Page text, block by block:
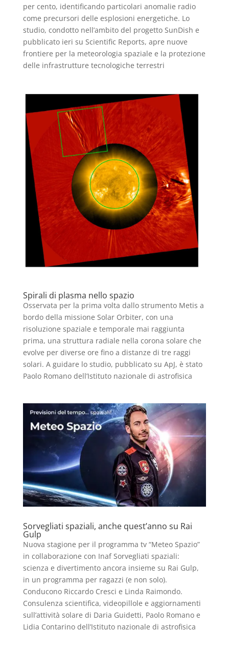
per cento, identificando particolari anomalie radio
come precursori delle esplosioni energetiche. Lo
studio, condotto nell’ambito del progetto SunDish e
pubblicato ieri su Scientific Reports, apre nuove
frontiere per la meteorologia spaziale e la protezione
delle infrastrutture tecnologiche terrestri
Spirali di plasma nello spazio
Osservata per la prima volta dallo strumento Metis a
bordo della missione Solar Orbiter, con una
risoluzione spaziale e temporale mai raggiunta
prima, una struttura radiale nella corona solare che
evolve per diverse ore fino a distanze di tre raggi
solari. A guidare lo studio, pubblicato su ApJ, è stato
Paolo Romano dell’Istituto nazionale di astrofisica
Sorvegliati spaziali, anche quest’anno su Rai
Gulp
Nuova stagione per il programma tv “Meteo Spazio”
in collaborazione con Inaf Sorvegliati spaziali:
scienza e divertimento ancora insieme su Rai Gulp,
in un programma per ragazzi (e non solo).
Conducono Riccardo Cresci e Linda Raimondo.
Consulenza scientifica, videopillole e aggiornamenti
sull’attività solare di Daria Guidetti, Paolo Romano e
Lidia Contarino dell’Istituto nazionale di astrofisica